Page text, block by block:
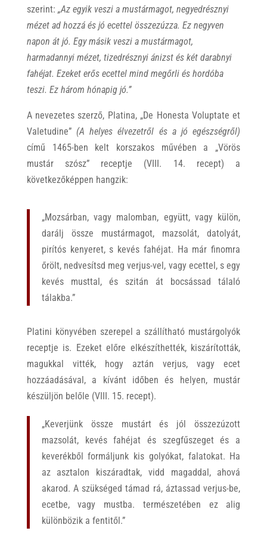
szerint: „Az egyik veszi a mustármagot, negyedrésznyi
mézet ad hozzá és jó ecettel összezúzza. Ez negyven
napon át jó. Egy másik veszi a mustármagot,
harmadannyi mézet, tizedrésznyi ánizst és két darabnyi
fahéjat. Ezeket erős ecettel mind megőrli és hordóba
teszi. Ez három hónapig jó.”
A nevezetes szerző, Platina, „De Honesta Voluptate et
Valetudine” (A helyes élvezetről és a jó egészségről)
című 1465-ben kelt korszakos művében a „Vörös
mustár szósz” receptje (VIII. 14. recept) a
következőképpen hangzik:
„Mozsárban, vagy malomban, együtt, vagy külön,
darálj össze mustármagot, mazsolát, datolyát,
pirítós kenyeret, s kevés fahéjat. Ha már finomra
őrölt, nedvesítsd meg verjus-vel, vagy ecettel, s egy
kevés musttal, és szitán át bocsássad tálaló
tálakba.”
Platini könyvében szerepel a szállítható mustárgolyók
receptje is. Ezeket előre elkészíthették, kiszárították,
magukkal vitték, hogy aztán verjus, vagy ecet
hozzáadásával, a kívánt időben és helyen, mustár
készüljön belőle (VIII. 15. recept).
„Keverjünk össze mustárt és jól összezúzott
mazsolát, kevés fahéjat és szegfűszeget és a
keverékből formáljunk kis golyókat, falatokat. Ha
az asztalon kiszáradtak, vidd magaddal, ahová
akarod. A szükséged támad rá, áztassad verjus-be,
ecetbe, vagy mustba. természetében ez alig
különbözik a fentitől.”